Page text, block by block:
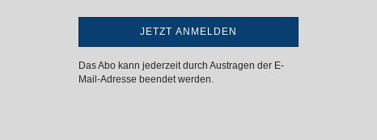
Das Abo kann jederzeit durch Austragen der E-
Mail-Adresse beendet werden.